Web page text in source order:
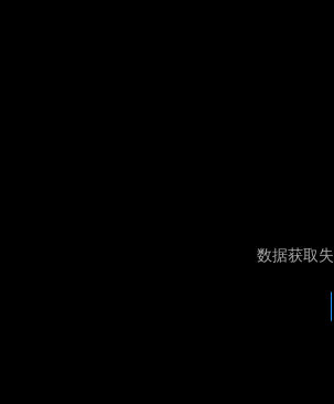
数据获取